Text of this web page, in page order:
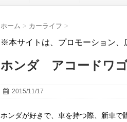
ホーム > カーライフ >
※本サイトは、プロモーション、
ホンダ アコードワ
2015/11/17
ホンダが好きで、車を持つ際、新車